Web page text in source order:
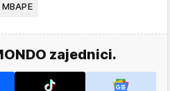
zajednici.